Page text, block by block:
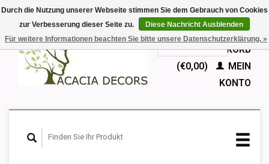
EUR
GBPDeutsch
Nederlands
English
IHR WARENKORB
(€0,00)
MEIN
KONTO
Durch die Nutzung unserer Webseite stimmen Sie dem Gebrauch von Cookies
zur Verbesserung dieser Seite zu.
Diese Nachricht Ausblenden
Für weitere Informationen beachten Sie bitte unsere Datenschutzerklärung. »